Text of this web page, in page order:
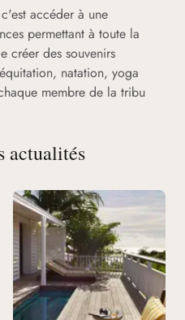
accéder à une
permettant à toute la
créer des souvenirs
natation, yoga
membre de la tribu
actualités